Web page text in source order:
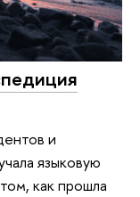
и
языковую
как прошла